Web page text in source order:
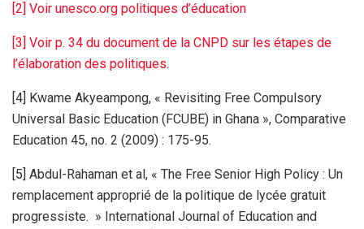
[2] Voir unesco.org politiques d’éducation
[3] Voir p. 34 du document de la CNPD sur les étapes de
l’élaboration des politiques.
[4] Kwame Akyeampong, « Revisiting Free Compulsory
Universal Basic Education (FCUBE) in Ghana », Comparative
Education 45, no. 2 (2009) : 175-95.
[5] Abdul-Rahaman et al, « The Free Senior High Policy : Un
remplacement approprié de la politique de lycée gratuit
progressiste. » International Journal of Education and